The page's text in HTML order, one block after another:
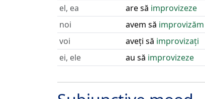
el, ea
are să improvizeze
noi
avem să improvizăm
voi
aveți să improvizați
ei, ele
au să improvizeze